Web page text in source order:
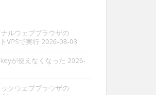
ルウェブブラウザの
VPSで実行 2026-08-03
が使えなくなった 2026-
クウェブブラウザの